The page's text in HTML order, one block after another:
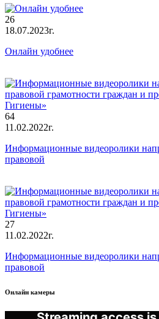
26
18.07.2023г.
Онлайн удобнее
64
11.02.2022г.
Информационные видеоролики
правовой
27
11.02.2022г.
Информационные видеоролики
правовой
Онлайн камеры